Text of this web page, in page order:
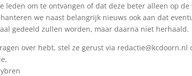
leden om te ontvangen of dat deze beter alleen op
we naast belangrijk nieuws ook aan dat
gedeeld zullen worden, maar daarna niet herhaald.
over hebt, stel ze gerust via redactie@kcdoorn.nl